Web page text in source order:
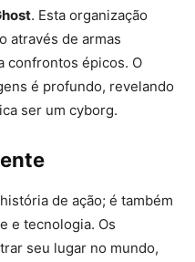
. Esta organização
através de armas
confrontos épicos. O
é profundo, revelando
ser um cyborg.
de ação; é também
e tecnologia. Os
seu lugar no mundo,